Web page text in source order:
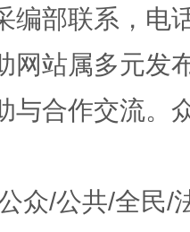
落实
编部联系，电
网站属多元发
与合作交流。
众/公共/全民/